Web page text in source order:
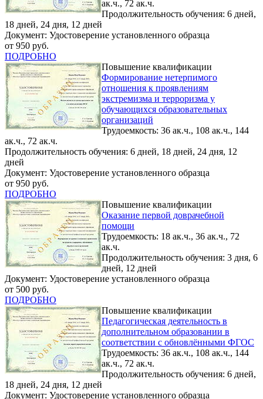
ак.ч., 72 ак.ч.
Продолжительность обучения: 6 дней,
18 дней, 24 дня, 12 дней
Документ: Удостоверение установленного образца
от 950 руб.
ПОДРОБНО
Повышение квалификации
Формирование нетерпимого
отношения к проявлениям
экстремизма и терроризма у
обучающихся образовательных
организаций
Трудоемкость: 36 ак.ч., 108 ак.ч., 144
ак.ч., 72 ак.ч.
Продолжительность обучения: 6 дней, 18 дней, 24 дня, 12
дней
Документ: Удостоверение установленного образца
от 950 руб.
ПОДРОБНО
Повышение квалификации
Оказание первой доврачебной
помощи
Трудоемкость: 18 ак.ч., 36 ак.ч., 72
ак.ч.
Продолжительность обучения: 3 дня, 6
дней, 12 дней
Документ: Удостоверение установленного образца
от 500 руб.
ПОДРОБНО
Повышение квалификации
Педагогическая деятельность в
дополнительном образовании в
соответствии с обновлёнными ФГОС
Трудоемкость: 36 ак.ч., 108 ак.ч., 144
ак.ч., 72 ак.ч.
Продолжительность обучения: 6 дней,
18 дней, 24 дня, 12 дней
Документ: Удостоверение установленного образца